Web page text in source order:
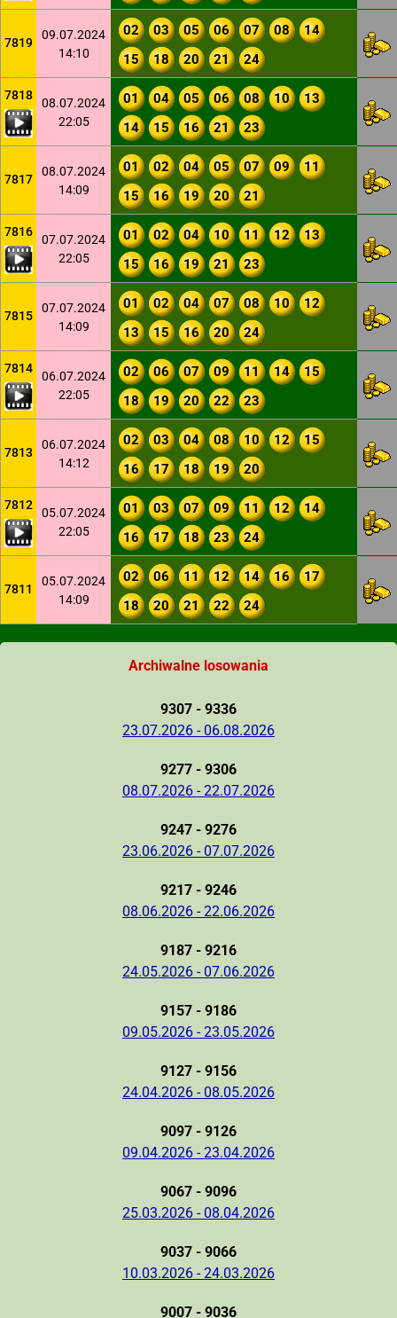
7819
09.07.2024
14:10
02 03 05 06 07 08
14
15
18 20 21 24
7818
08.07.2024
22:05
01 04 05 06 08 10
13
14
15 16 21 23
7817
08.07.2024
14:09
01 02 04 05 07 09
11
15
16 19 20 21
7816
07.07.2024
22:05
01 02 04 10 11 12
13
15
16 19 21 23
7815
07.07.2024
14:09
01 02 04 07 08 10
12
13
15 16 20 24
7814
06.07.2024
22:05
02 06 07 09 11 14
15
18
19 20 22 23
7813
06.07.2024
14:12
02 03 04 08 10 12
15
16
17 18 19 20
7812
05.07.2024
22:05
01 03 07 09 11 12
14
16
17 18 23 24
7811
05.07.2024
14:09
02 06 11 12 14 16
17
18
20 21 22 24
Archiwalne losowania
9307 - 9336
23.07.2026 - 06.08.2026
9277 - 9306
08.07.2026 - 22.07.2026
9247 - 9276
23.06.2026 - 07.07.2026
9217 - 9246
08.06.2026 - 22.06.2026
9187 - 9216
24.05.2026 - 07.06.2026
9157 - 9186
09.05.2026 - 23.05.2026
9127 - 9156
24.04.2026 - 08.05.2026
9097 - 9126
09.04.2026 - 23.04.2026
9067 - 9096
25.03.2026 - 08.04.2026
9037 - 9066
10.03.2026 - 24.03.2026
9007 - 9036